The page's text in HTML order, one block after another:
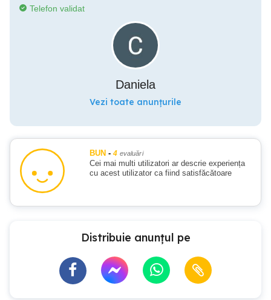
Telefon validat
Daniela
Vezi toate anunțurile
BUN - 4 evaluări
Cei mai multi utilizatori ar descrie experiența
cu acest utilizator ca fiind satisfăcătoare
Distribuie anunțul pe